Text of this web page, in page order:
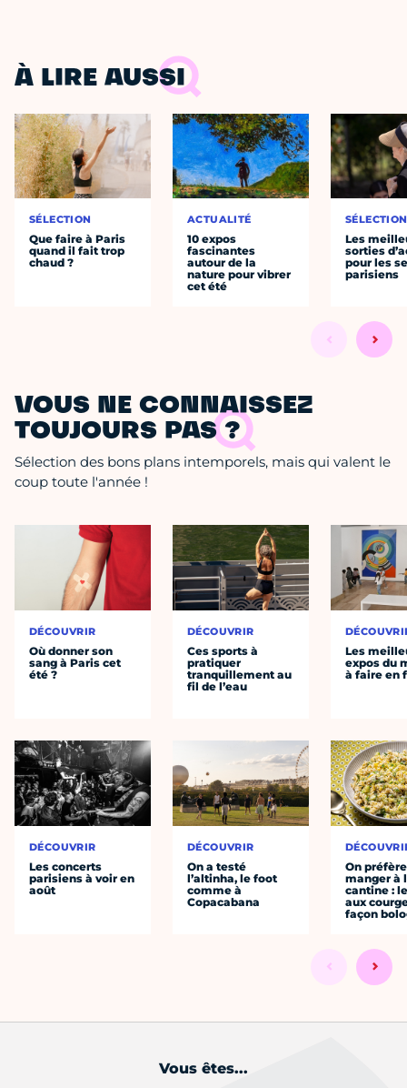
À LIRE AUSSI
SÉLECTION
Que faire à Paris
quand il fait trop
chaud ?
ACTUALITÉ
10 expos
fascinantes
autour de la
nature pour vibrer
cet été
SÉLECTION
Les
sorties
pour les
parisiens
VOUS NE CONNAISSEZ
TOUJOURS PAS ?
Sélection des bons plans intemporels, mais qui valent le
coup toute l'année !
DÉCOUVRIR
Où donner son
sang à Paris cet
été ?
DÉCOUVRIR
Les concerts
parisiens à voir en
août
DÉCOUVRIR
Ces sports à
pratiquer
tranquillement au
fil de l’eau
DÉCOUVRIR
On a testé
l’altinha, le foot
comme à
Copacabana
Les
expos du
à faire en
On préfère
manger à
cantine :
aux
façon
Vous êtes...